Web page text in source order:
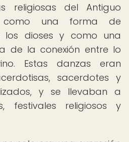
religiosas del Antiguo
como una forma de
los dioses y como una
de la conexión entre lo
Estas danzas eran
sacerdotes y
y se llevaban a
festivales religiosos y